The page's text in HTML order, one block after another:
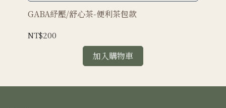
GABA紓壓/舒心茶-便利茶包款
NT$200
加入購物車